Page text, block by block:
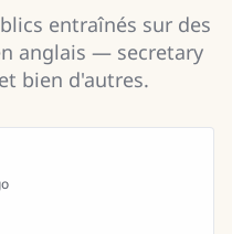
entraînés sur des
anglais — secretary
bien d'autres.